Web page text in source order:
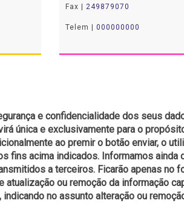
Fax | 249879070
Telem | 000000000
e confidencialidade dos seus
única e exclusivamente para o
ao premir o botão enviar, o
fins acima indicados. Informamos
a terceiros. Ficarão apenas
atualização ou remoção da informação
no assunto alteração ou